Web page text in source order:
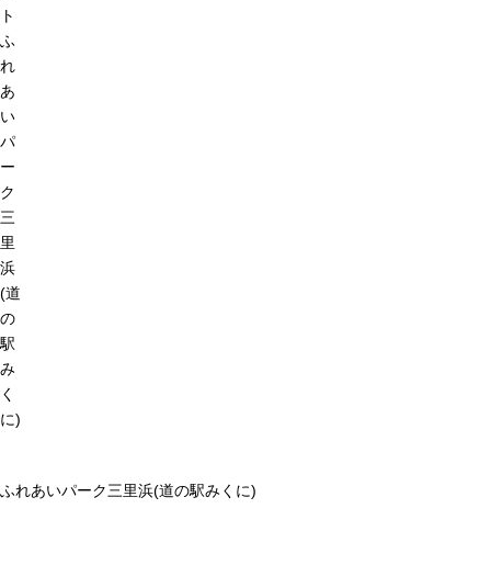
ト
ふ
れ
あ
い
パ
ー
ク
三
里
浜
(道
の
駅
み
く
に)
ふれあいパーク三里浜(道の駅みくに)